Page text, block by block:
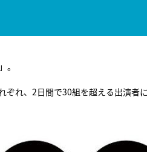
。
ぞれ、2日間で30組を超える出演者
E齋藤樹